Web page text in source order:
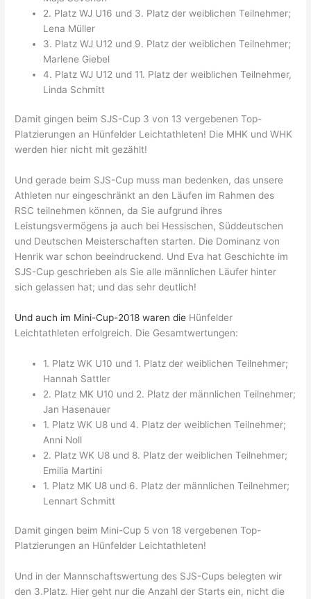
2. Platz WJ U16 und 3. Platz der weiblichen Teilnehmer;
Lena Müller
3. Platz WJ U12 und 9. Platz der weiblichen Teilnehmer;
Marlene Giebel
4. Platz WJ U12 und 11. Platz der weiblichen Teilnehmer,
Linda Schmitt
Damit gingen beim SJS-Cup 3 von 13 vergebenen Top-
Platzierungen an Hünfelder Leichtathleten! Die MHK und WHK
werden hier nicht mit gezählt!
Und gerade beim SJS-Cup muss man bedenken, das unsere
Athleten nur eingeschränkt an den Läufen im Rahmen des
RSC teilnehmen können, da Sie aufgrund ihres
Leistungsvermögens ja auch bei Hessischen, Süddeutschen
und Deutschen Meisterschaften starten. Die Dominanz von
Henrik war schon beeindruckend. Und Eva hat Geschichte im
SJS-Cup geschrieben als Sie alle männlichen Läufer hinter
sich gelassen hat; und das sehr deutlich!
Und auch im Mini-Cup-2018 waren die Hünfelder
Leichtathleten erfolgreich. Die Gesamtwertungen:
1. Platz WK U10 und 1. Platz der weiblichen Teilnehmer;
Hannah Sattler
2. Platz MK U10 und 2. Platz der männlichen Teilnehmer;
Jan Hasenauer
1. Platz WK U8 und 4. Platz der weiblichen Teilnehmer;
Anni Noll
2. Platz WK U8 und 8. Platz der weiblichen Teilnehmer;
Emilia Martini
1. Platz MK U8 und 6. Platz der männlichen Teilnehmer;
Lennart Schmitt
Damit gingen beim Mini-Cup 5 von 18 vergebenen Top-
Platzierungen an Hünfelder Leichtathleten!
Und in der Mannschaftswertung des SJS-Cups belegten wir
den 3.Platz. Hier geht nur die Anzahl der Starts ein, nicht die